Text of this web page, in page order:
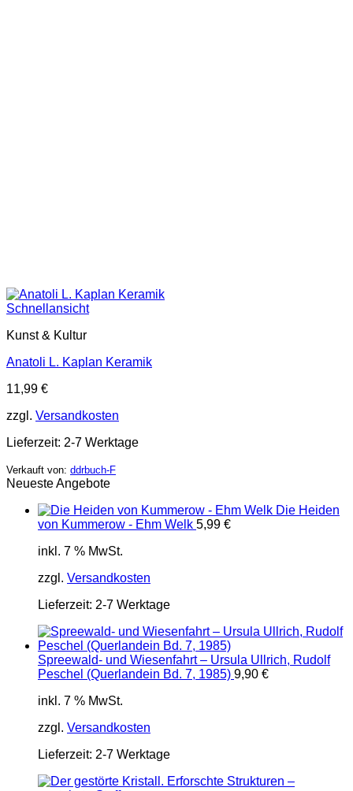
Schnellansicht
Kunst & Kultur
Anatoli L. Kaplan Keramik
11,99 €
zzgl. Versandkosten
Lieferzeit: 2-7 Werktage
Verkauft von: ddrbuch-F
Neueste Angebote
Die Heiden
von Kummerow - Ehm Welk 5,99 €
inkl. 7 % MwSt.
zzgl. Versandkosten
Lieferzeit: 2-7 Werktage
Spreewald- und Wiesenfahrt – Ursula Ullrich, Rudolf
Peschel (Querlandein Bd. 7, 1985) 9,90 €
inkl. 7 % MwSt.
zzgl. Versandkosten
Lieferzeit: 2-7 Werktage